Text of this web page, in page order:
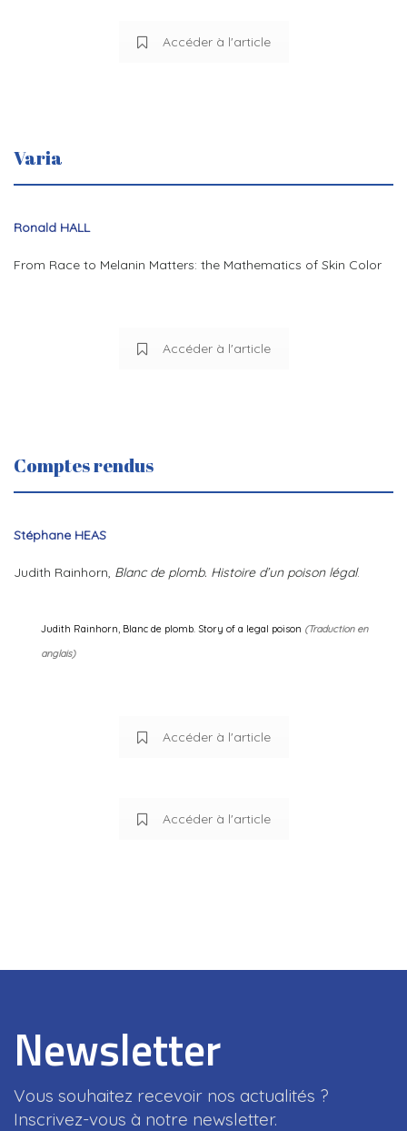
Accéder à l'article
Varia
Ronald HALL
From Race to Melanin Matters: the Mathematics of Skin Color
Accéder à l'article
Comptes rendus
Stéphane HEAS
Judith Rainhorn, Blanc de plomb. Histoire d’un poison légal.
Judith Rainhorn, Blanc de plomb. Story of a legal poison (Traduction en
anglais)
Accéder à l'article
Accéder à l'article
Newsletter
Vous souhaitez recevoir nos actualités ?
Inscrivez-vous à notre newsletter.